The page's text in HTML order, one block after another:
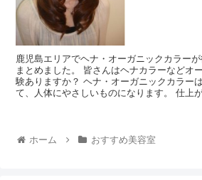
鹿児島エリアでヘナ・オーガニックカラー
まとめました。 皆さんはヘナカラーなどオ
験ありますか？ ヘナ・オーガニックカラー
て、人体にやさしいものになります。 仕上
ホーム おすすめ美容室